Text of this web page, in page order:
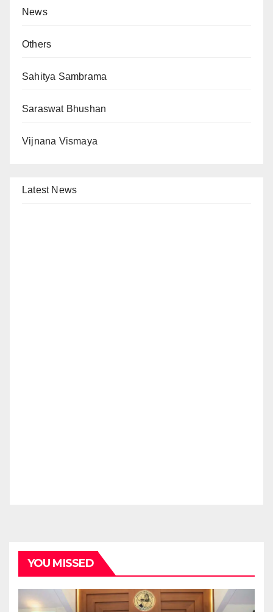
News
Others
Sahitya Sambrama
Saraswat Bhushan
Vijnana Vismaya
Latest News
YOU MISSED